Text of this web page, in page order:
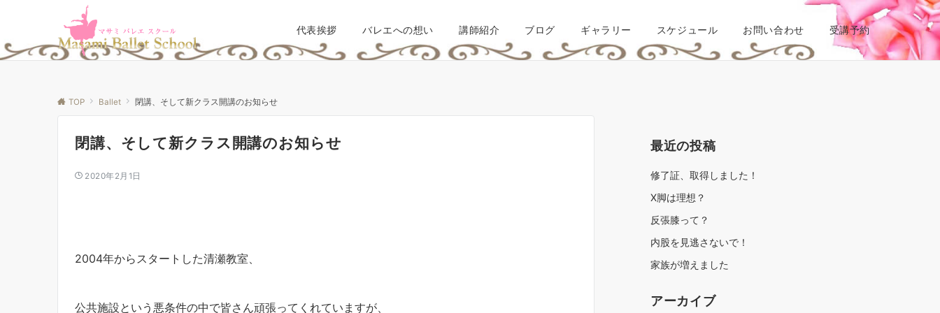
代表挨拶 バレエへの想い 講師紹介 ブログ ギャラリー スケジュール お問い合わせ 受講予約
TOP Ballet 閉講、そして新クラス開講のお知らせ
閉講、そして新クラス開講のお知らせ
2020年2月1日
2004年からスタートした清瀬教室、
公共施設という悪条件の中で皆さん頑張ってくれていますが、
最近の投稿
修了証、取得しました！
X脚は理想？
反張膝って？
内股を見逃さないで！
家族が増えました
アーカイブ